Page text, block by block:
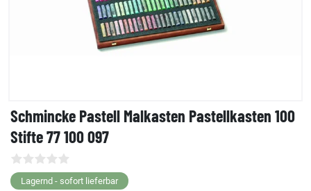
Schmincke Pastell Malkasten Pastellkasten 100
Stifte 77 100 097
Lagernd - sofort lieferbar